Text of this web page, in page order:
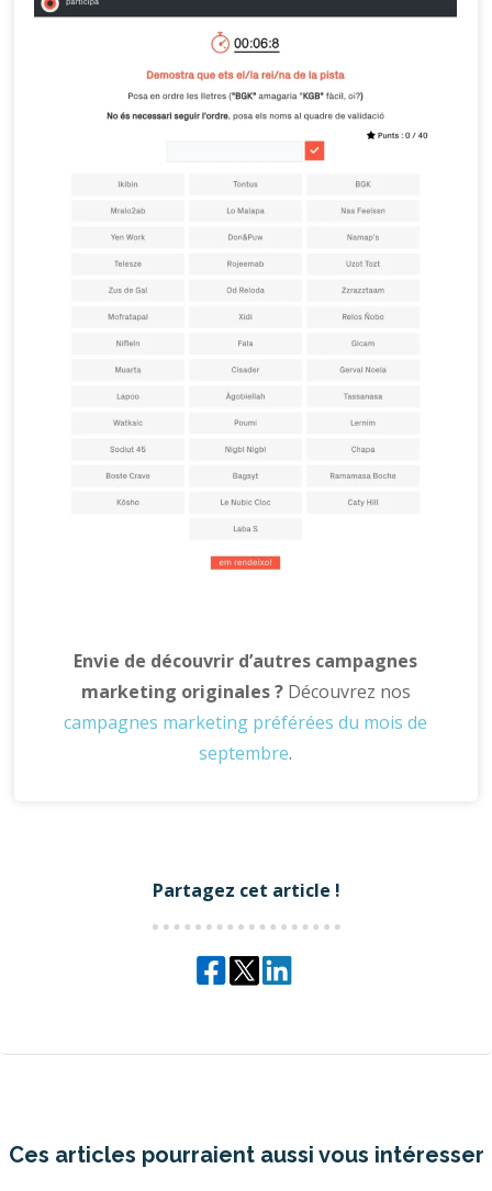
Envie de découvrir d’autres campagnes
marketing originales ?Découvrez nos
campagnes marketing préférées du mois de
septembre.
Partagez cet article !
Ces articles pourraient aussi vous intéresser